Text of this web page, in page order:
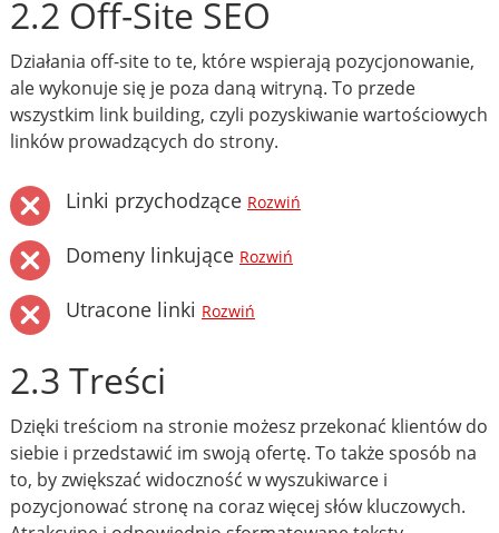
2.2 Off-Site SEO
Działania off-site to te, które wspierają pozycjonowanie,
ale wykonuje się je poza daną witryną. To przede
wszystkim link building, czyli pozyskiwanie wartościowych
linków prowadzących do strony.
Linki przychodzące Rozwiń
Domeny linkujące Rozwiń
Utracone linki Rozwiń
2.3 Treści
Dzięki treściom na stronie możesz przekonać klientów do
siebie i przedstawić im swoją ofertę. To także sposób na
to, by zwiększać widoczność w wyszukiwarce i
pozycjonować stronę na coraz więcej słów kluczowych.